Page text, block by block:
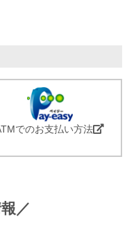
でのお支払い方法
／